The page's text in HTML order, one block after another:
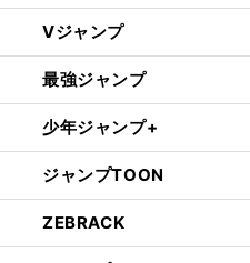
Vジャンプ
最強ジャンプ
少年ジャンプ+
ジャンプTOON
ZEBRACK